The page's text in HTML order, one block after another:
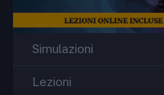
Simulazioni
Lezioni